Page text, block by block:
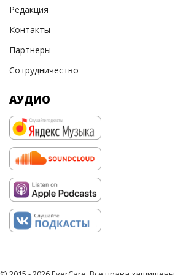
Редакция
Контакты
Партнеры
Сотрудничество
АУДИО